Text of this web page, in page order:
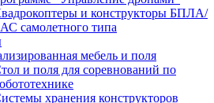
и конструкторы БПЛА/
самолетного типа
мебель и поля
и поля для соревнований по
хранения конструкторов